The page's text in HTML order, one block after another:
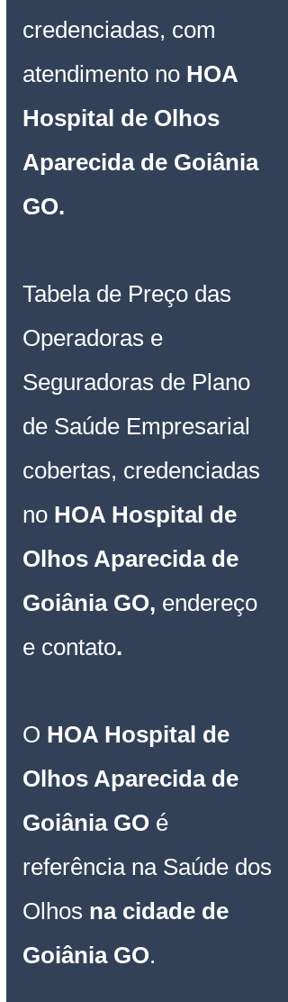
credenciadas, com
atendimento no HOA
Hospital de Olhos
Aparecida de Goiânia
GO.
Tabela de Preço das
Operadoras e
Seguradoras de Plano
de Saúde Empresarial
cobertas, credenciadas
no HOA Hospital de
Olhos Aparecida de
Goiânia GO, endereço
e contato.
O HOA Hospital de
Olhos Aparecida de
Goiânia GO é
referência na Saúde dos
Olhos na cidade de
Goiânia GO.